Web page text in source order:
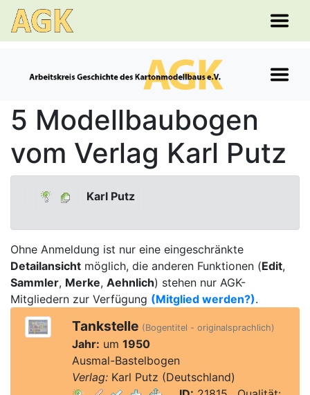
5 Modellbaubogen
vom Verlag Karl Putz
Karl Putz
Ohne Anmeldung ist nur eine eingeschränkte
Detailansicht möglich, die anderen Funktionen (Edit,
Sammler, Merke, Aehnlich) stehen nur AGK-
Mitgliedern zur Verfügung (Mitglied werden?).
Tankstelle (Bogentitel - originalsprachlich)
Jahr: um 1950
Ausmal-Bastelbogen
Verlag:Karl Putz (Deutschland)